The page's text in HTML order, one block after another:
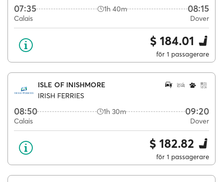
07:35 1h 40m 08:15
Calais Dover
$ 184.01
för 1 passagerare
ISLE OF INISHMORE
IRISH FERRIES
08:50 1h 30m 09:20
Calais Dover
$ 182.82
för 1 passagerare